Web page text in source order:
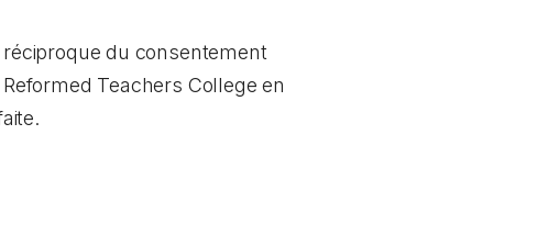
du consentement
Teachers College en